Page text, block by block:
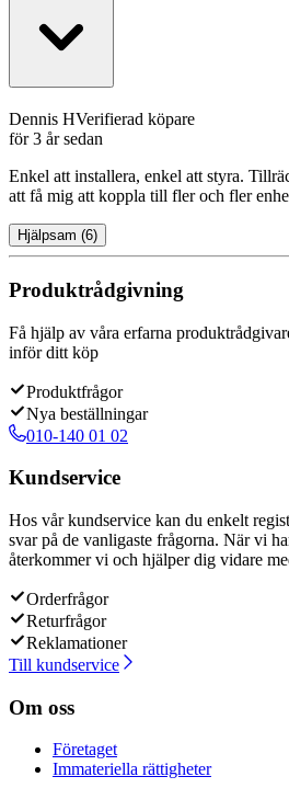
Dennis HVerifierad köpare
för 3 år sedan
Enkel att installera, enkel att styra.
att få mig att koppla till fler och fler
Hjälpsam (6)
Produktrådgivning
Få hjälp av våra erfarna
inför ditt köp
Produktfrågor
Nya beställningar
010-140 01 02
Kundservice
Hos vår kundservice kan du enkelt
svar på de vanligaste frågorna. När vi
återkommer vi och hjälper dig vidare
Orderfrågor
Returfrågor
Reklamationer
Till kundservice
Om oss
Företaget
Immateriella rättigheter